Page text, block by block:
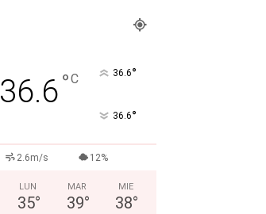
36.6°C 36.6°
36.6°
2.6m/s 12%
LUN
35°
MAR
39°
MIE
38°